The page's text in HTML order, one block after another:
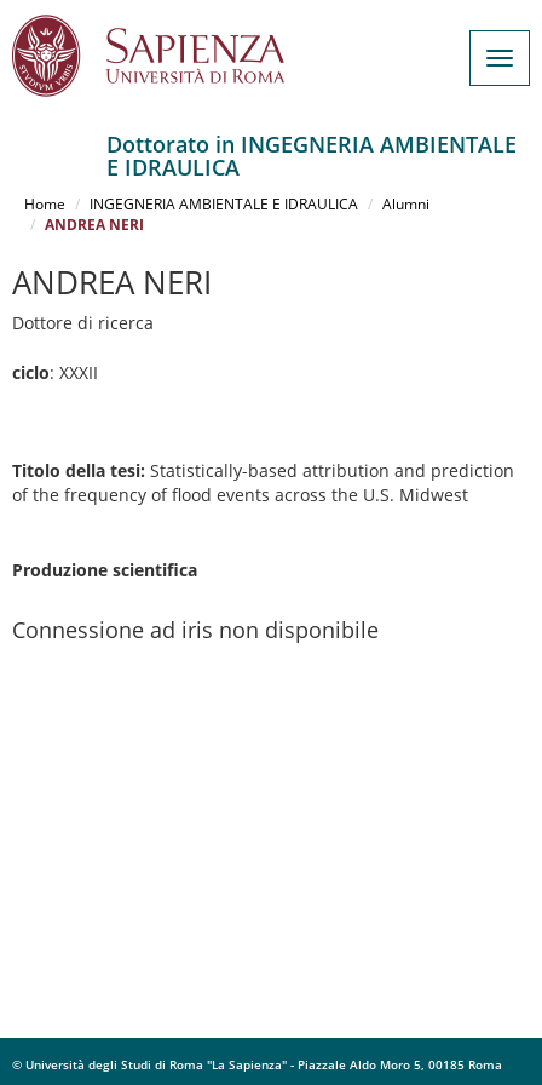
contenuto
Dottorato in INGEGNERIA AMBIENTALE
E IDRAULICA
Home INGEGNERIA AMBIENTALE E IDRAULICA
Alumni
ANDREA NERI
ANDREA NERI
Dottore di ricerca
ciclo: XXXII
Titolo della tesi: Statistically-based attribution and prediction
of the frequency of flood events across the U.S. Midwest
Produzione scientifica
Connessione ad iris non disponibile
© Università degli Studi di Roma "La Sapienza" - Piazzale Aldo Moro 5, 00185 Roma